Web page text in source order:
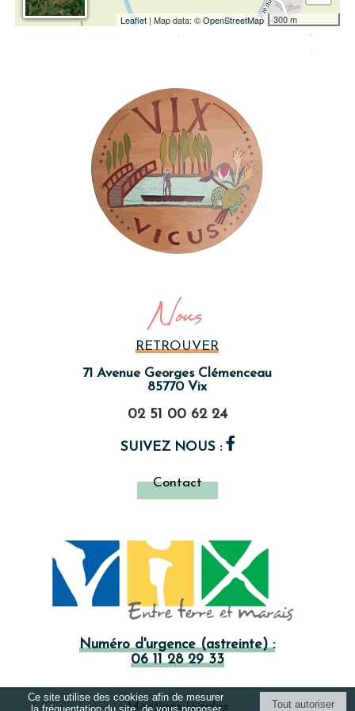
300 m
Leaflet | Map data: ©OpenStreetMap
Nous
RETROUVER
71 Avenue Georges Clémenceau
85770 Vix
02 51 00 62 24
SUIVEZ NOUS :
Contact
Numéro d'urgence (astreinte) :
06 11 28 29 33
Mentions légales
Ce site utilise des cookies afin de mesurer